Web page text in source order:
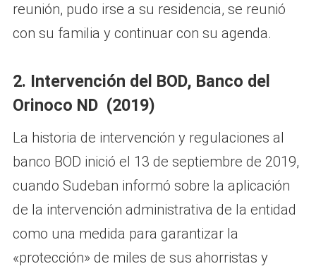
reunión, pudo irse a su residencia, se reunió
con su familia y continuar con su agenda.
2. Intervención del BOD, Banco del
Orinoco ND (2019)
La historia de intervención y regulaciones al
banco BOD inició el 13 de septiembre de 2019,
cuando Sudeban informó sobre la aplicación
de la intervención administrativa de la entidad
como una medida para garantizar la
«protección» de miles de sus ahorristas y